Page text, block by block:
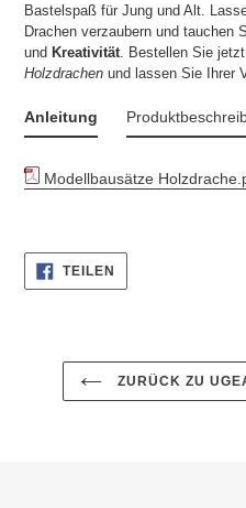
Bastelspaß für Jung und Alt.
Drachen verzaubern und tauchen
und Kreativität. Bestellen Sie
Holzdrachen und lassen Sie Ihrer
Anleitung
Modellbausätze
TEILEN
TEILEN
ZURÜCK ZU